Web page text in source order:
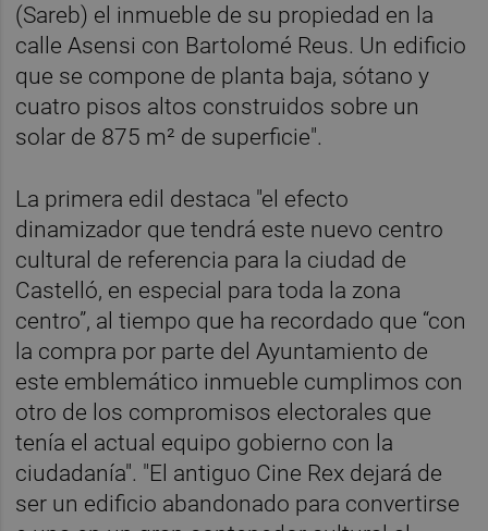
(Sareb) el inmueble de su propiedad en la
calle Asensi con Bartolomé Reus. Un edificio
que se compone de planta baja, sótano y
cuatro pisos altos construidos sobre un
solar de 875 m² de superficie".
La primera edil destaca "el efecto
dinamizador que tendrá este nuevo centro
cultural de referencia para la ciudad de
Castelló, en especial para toda la zona
centro”, al tiempo que ha recordado que “con
la compra por parte del Ayuntamiento de
este emblemático inmueble cumplimos con
otro de los compromisos electorales que
tenía el actual equipo gobierno con la
ciudadanía". "El antiguo Cine Rex dejará de
ser un edificio abandonado para convertirse